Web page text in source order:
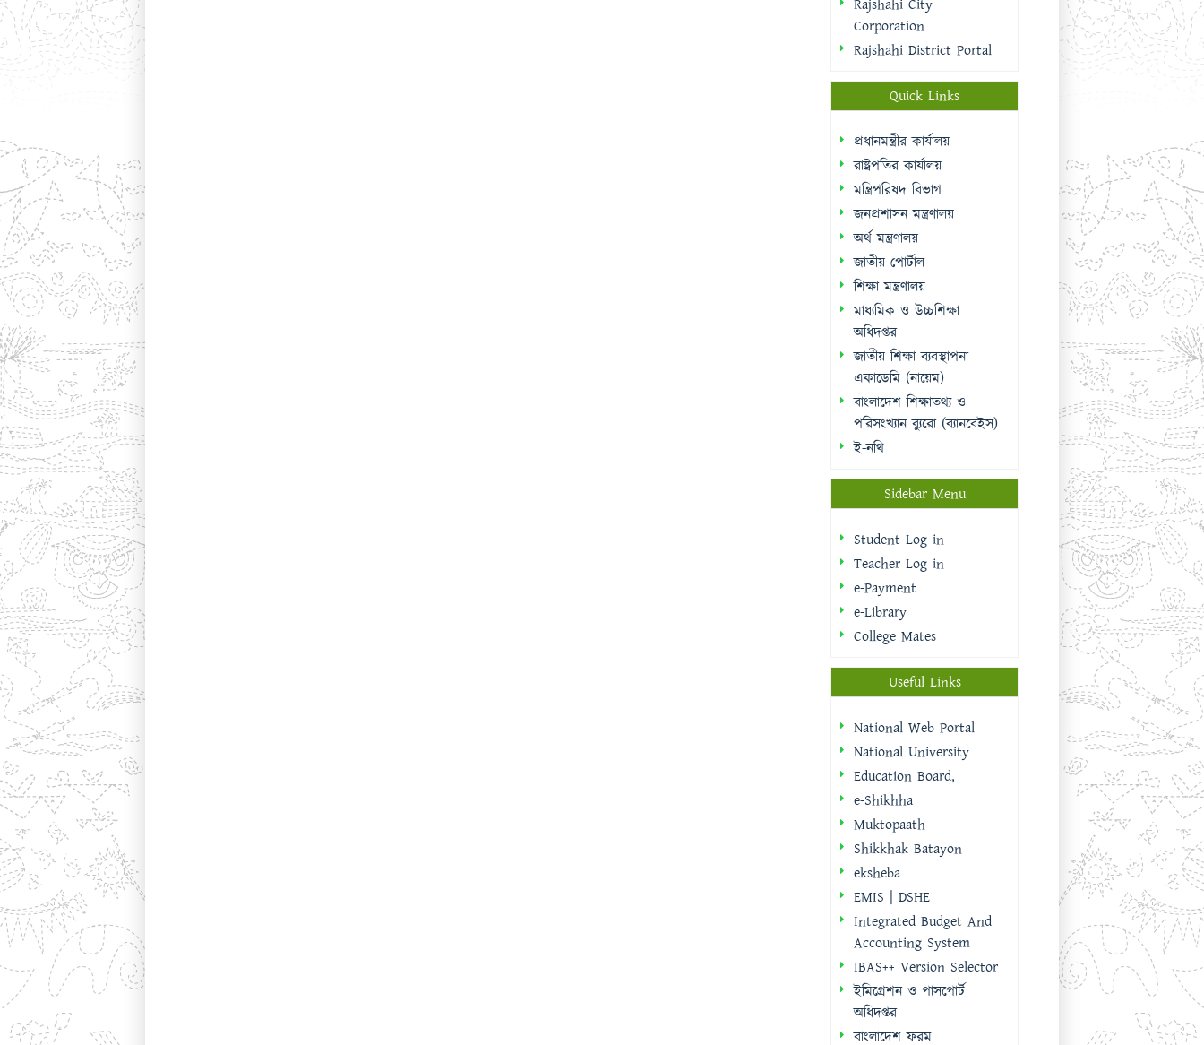
রাষ্ট্রপতির কার্যালয়
মন্ত্রিপরিষদ বিভাগ
অর্থ মন্ত্রণালয়
শিক্ষা মন্ত্রণালয়
মাধ্যমিক ও উচ্চশিক্ষা
অধিদপ্তর
জাতীয় শিক্ষা ব্যবস্থাপনা
একাডেমি (নায়েম)
বাংলাদেশ শিক্ষাতথ্য ও
পরিসংখ্যান ব্যুরো (ব্যানবেইস)
ই-নথি
Sidebar Menu
Student Log in
Teacher Log in
e-Payment
College Mates
Useful Links
National Web Portal
National University
Education Board,
Muktopaath
eksheba
EMIS | DSHE
Integrated Budget And
Accounting System
IBAS++ Version Selector
ইমিগ্রেশন ও পাসপোর্ট
অধিদপ্তর
বাংলাদেশ ফরম
Calendar
AUGUST 2026
T W